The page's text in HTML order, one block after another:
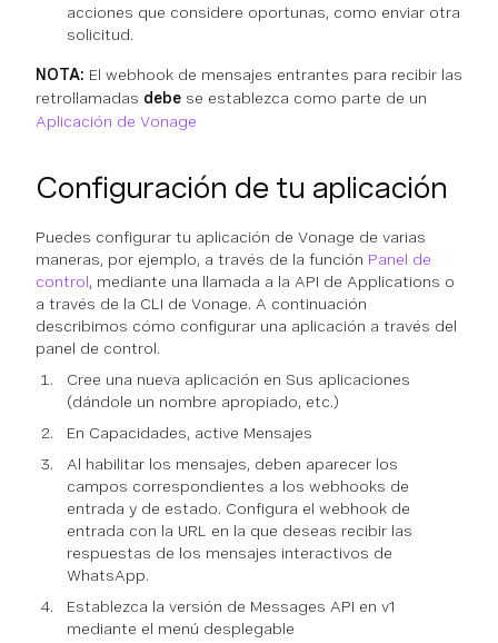
acciones que considere oportunas, como enviar otra
solicitud.
NOTA: El webhook de mensajes entrantes para recibir las
retrollamadas debe se establezca como parte de un
Aplicación de Vonage
Configuración de tu aplicación
Puedes configurar tu aplicación de Vonage de varias
maneras, por ejemplo, a través de la función Panel de
control, mediante una llamada a la API de Applications o
a través de la CLI de Vonage. A continuación
describimos cómo configurar una aplicación a través del
panel de control.
Cree una nueva aplicación en Sus aplicaciones
(dándole un nombre apropiado, etc.)
En Capacidades, active Mensajes
Al habilitar los mensajes, deben aparecer los
campos correspondientes a los webhooks de
entrada y de estado. Configura el webhook de
entrada con la URL en la que deseas recibir las
respuestas de los mensajes interactivos de
WhatsApp.
Establezca la versión de Messages API en v1
mediante el menú desplegable